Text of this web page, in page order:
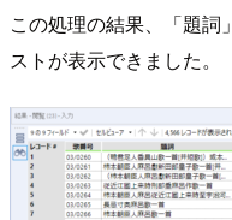
この処理の結果、「題詞
ストが表示できました。